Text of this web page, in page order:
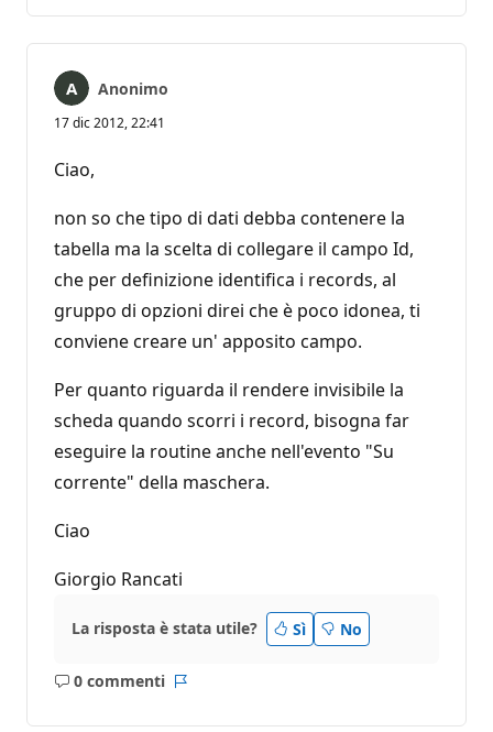
Anonimo
17 dic 2012, 22:41
Ciao,
non so che tipo di dati debba contenere la
tabella ma la scelta di collegare il campo Id,
che per definizione identifica i records, al
gruppo di opzioni direi che è poco idonea, ti
conviene creare un' apposito campo.
Per quanto riguarda il rendere invisibile la
scheda quando scorri i record, bisogna far
eseguire la routine anche nell'evento "Su
corrente" della maschera.
Ciao
Giorgio Rancati
La risposta è stata utile? Sì No
0 commenti
Nessun